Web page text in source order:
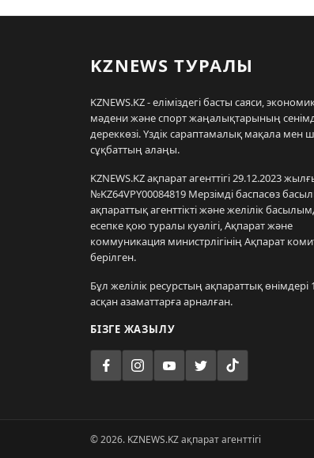
KZNEWS ТУРАЛЫ
KZNEWS.KZ - еліміздегі басты саяси,
мәдени және спорт жаңалықтарының
дереккөзі. Үздік сараптамалық мақала мен
сұқбаттың алаңы.
KZNEWS.KZ ақпарат агенттігі 29.12.2023
№KZ64VPY00084819 Мерзімді баспасөз
ақпараттық агенттікті және желілік
есепке қою туралы куәлігі, Ақпарат және
коммуникация министрлігінің Ақпарат
берілген.
Бұл желілік ресурстың ақпараттық өнімдері
асқан азаматтарға арналған.
БІЗГЕ ЖАЗЫЛУ
© 2026. KZNEWS.KZ ақпарат агенттігі